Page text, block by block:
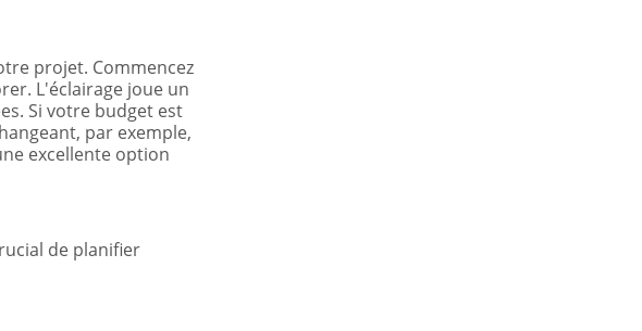
projet. Commencez
L'éclairage joue un
Si votre budget est
par exemple,
excellente option
de planifier